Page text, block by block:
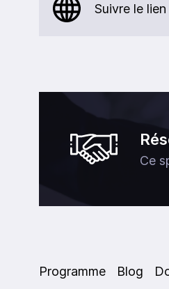
Suivre le lien
Ce
Programme Blog